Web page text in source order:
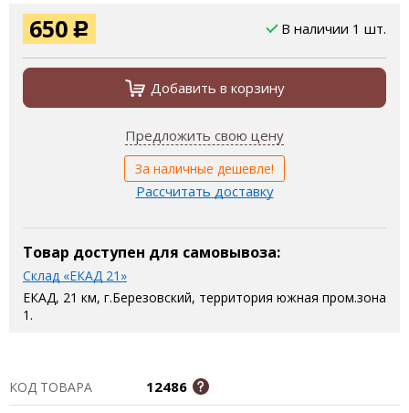
650 Р В наличии 1 шт.
Добавить в корзину
Предложить свою цену
За наличные дешевле!
Рассчитать доставку
Товар доступен для самовывоза:
Склад «ЕКАД 21»
ЕКАД, 21 км, г.Березовский, территория южная пром.зона
1.
КОД ТОВАРА 12486